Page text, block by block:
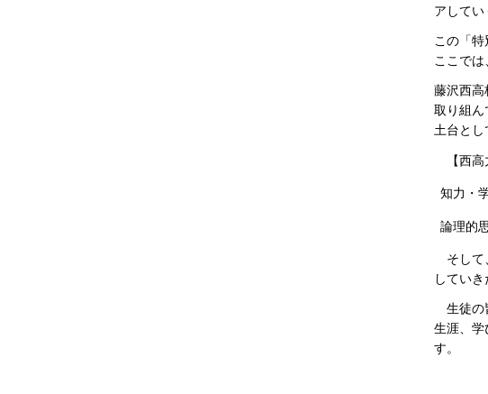
アしてい
この「特
ここでは
藤沢西高
取り組ん
土台とし
【西高
知力・
論理的
そして
していき
生徒の
生涯、学
す。